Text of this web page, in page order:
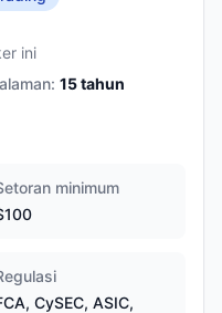
ini
15tahun
minimum
CySEC, ASIC,